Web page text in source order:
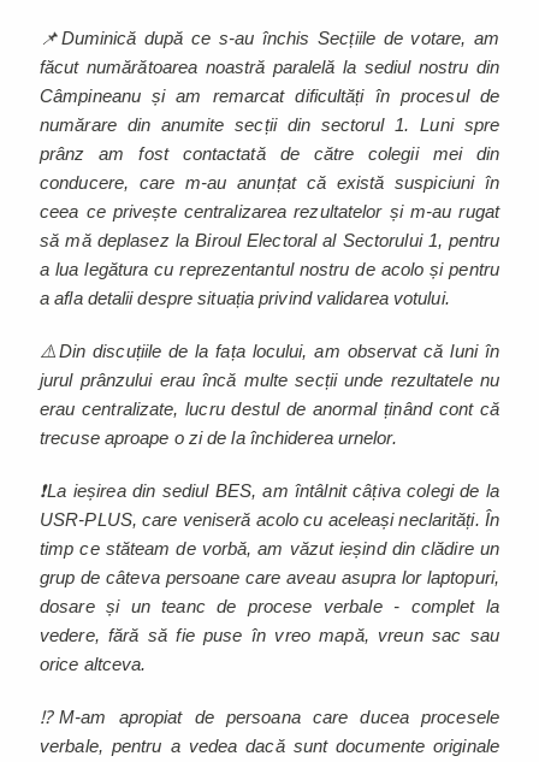
📌Duminică după ce s-au închis Secțiile de votare, am
făcut numărătoarea noastră paralelă la sediul nostru din
Câmpineanu și am remarcat dificultăți în procesul de
numărare din anumite secții din sectorul 1. Luni spre
prânz am fost contactată de către colegii mei din
conducere, care m-au anunțat că există suspiciuni în
ceea ce privește centralizarea rezultatelor și m-au rugat
să mă deplasez la Biroul Electoral al Sectorului 1, pentru
a lua legătura cu reprezentantul nostru de acolo și pentru
a afla detalii despre situația privind validarea votului.
⚠️Din discuțiile de la fața locului, am observat că luni în
jurul prânzului erau încă multe secții unde rezultatele nu
erau centralizate, lucru destul de anormal ținând cont că
trecuse aproape o zi de la închiderea urnelor.
❗La ieșirea din sediul BES, am întâlnit câțiva colegi de la
USR-PLUS, care veniseră acolo cu aceleași neclarități. În
timp ce stăteam de vorbă, am văzut ieșind din clădire un
grup de câteva persoane care aveau asupra lor laptopuri,
dosare și un teanc de procese verbale - complet la
vedere, fără să fie puse în vreo mapă, vreun sac sau
orice altceva.
⁉️M-am apropiat de persoana care ducea procesele
verbale, pentru a vedea dacă sunt documente originale